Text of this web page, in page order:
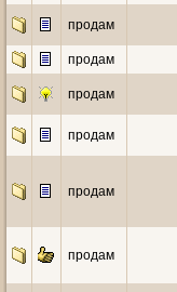
продам
продам
продам
продам
продам
продам